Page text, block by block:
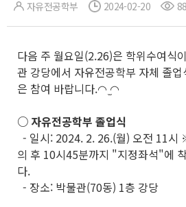
자유전공학부 2024-02-20
다음 주 월요일(2.26)은 학위수여식
관 강당에서 자유전공학부 자체 졸
은 참여 바랍니다.◠ ̫◠
○ 자유전공학부 졸업식
- 일시: 2024. 2. 26.(월) 오전 11시
의 후 10시45분까지 "지정좌석"에
다.
- 장소: 박물관(70동) 1층 강당